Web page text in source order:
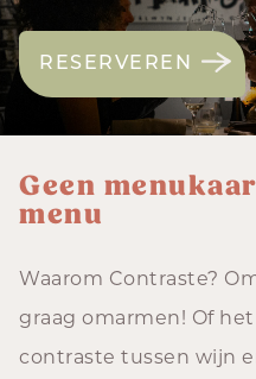
RESERVEREN
Geen
menu
Waarom Contraste?
graag omarmen! Of
contraste tussen wijn